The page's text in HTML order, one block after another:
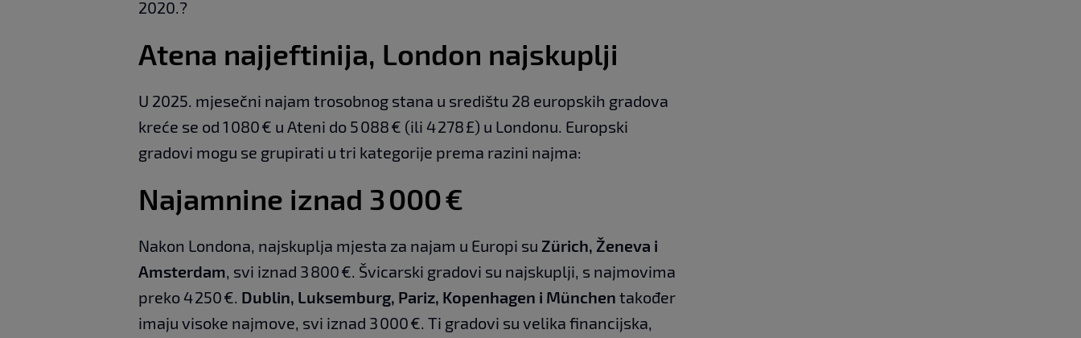
2020.?
Atena najjeftinija, London najskuplji
U 2025. mjesečni najam trosobnog stana u središtu 28 europskih gradova
kreće se od 1 080 € u Ateni do 5 088 € (ili 4 278 £) u Londonu. Europski
gradovi mogu se grupirati u tri kategorije prema razini najma:
Najamnine iznad 3 000 €
Nakon Londona, najskuplja mjesta za najam u Europi su Zürich, Ženeva i
Amsterdam, svi iznad 3 800 €. Švicarski gradovi su najskuplji, s najmovima
preko 4 250 €. Dublin, Luksemburg, Pariz, Kopenhagen i München također
imaju visoke najmove, svi iznad 3 000 €. Ti gradovi su velika financijska,